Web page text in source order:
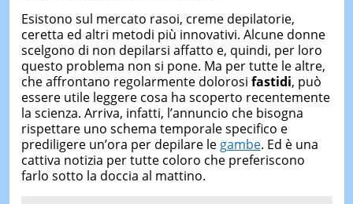
Esistono sul mercato rasoi, creme depilatorie,
ceretta ed altri metodi più innovativi. Alcune donne
scelgono di non depilarsi affatto e, quindi, per loro
questo problema non si pone. Ma per tutte le altre,
che affrontano regolarmente dolorosi fastidi, può
essere utile leggere cosa ha scoperto recentemente
la scienza. Arriva, infatti, l’annuncio che bisogna
rispettare uno schema temporale specifico e
prediligere un’ora per depilare le gambe. Ed è una
cattiva notizia per tutte coloro che preferiscono
farlo sotto la doccia al mattino.